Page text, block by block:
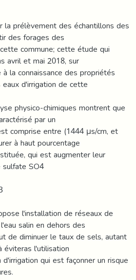
prélèvement des échantillons des
des forages des
commune; cette étude qui
avril et mai 2018, sur
la connaissance des propriétés
d'irrigation de cette
physico-chimiques montrent que
par un
comprise entre (1444 μs/cm, et
à haut pourcentage
qui est augmenter leur
sulfate SO4
l'installation de réseaux de
salin en dehors des
de diminuer le taux de sels, autant
l'utilisation
qui est façonner un risque